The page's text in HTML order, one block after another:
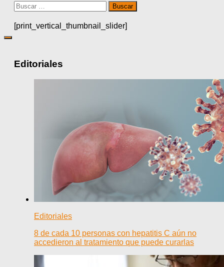
Buscar:
[print_vertical_thumbnail_slider]
Editoriales
Editoriales
8 de cada 10 personas con hepatitis C aún no
accedieron al tratamiento que puede curarlas